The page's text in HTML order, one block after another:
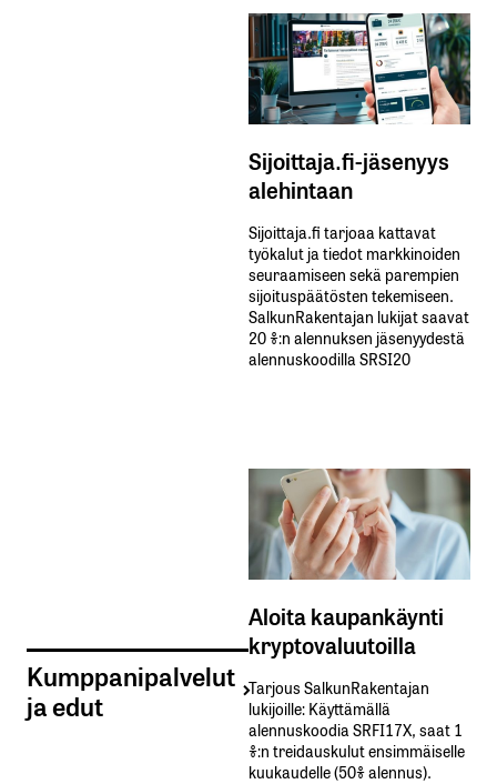
Kumppanipalvelut
ja edut
Sijoittaja.fi-jäsenyys
alehintaan
Sijoittaja.fi tarjoaa kattavat
työkalut ja tiedot markkinoiden
seuraamiseen sekä parempien
sijoituspäätösten tekemiseen.
SalkunRakentajan lukijat saavat
20 %:n alennuksen jäsenyydestä
alennuskoodilla SRSI20
Aloita kaupankäynti
kryptovaluutoilla
Tarjous SalkunRakentajan
lukijoille: Käyttämällä​ ​
alennuskoodia​ ​SRFI17X,​ ​saat​ ​1
%:n treidauskulut​ ​ensimmäiselle​ ​
kuukaudelle​ ​(50%​ ​alennus).